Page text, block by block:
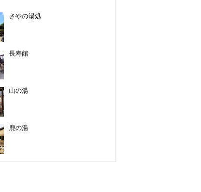
さやの湯処
長寿館
山の湯
鹿の湯